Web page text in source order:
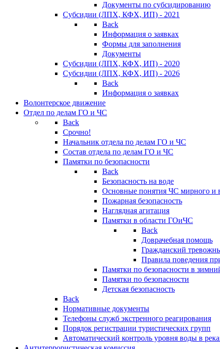
Документы по субсидированию
Субсидии (ЛПХ, КФХ, ИП) - 2021
Back
Информация о заявках
Формы для заполнения
Документы
Субсидии (ЛПХ, КФХ, ИП) - 2020
Субсидии (ЛПХ, КФХ, ИП) - 2026
Back
Информация о заявках
Волонтерское движение
Отдел по делам ГО и ЧС
Back
Срочно!
Начальник отдела по делам ГО и ЧС
Состав отдела по делам ГО и ЧС
Памятки по безопасности
Back
Безопасность на воде
Основные понятия ЧС мирного и
Пожарная безопасность
Наглядная агитация
Памятки в области ГОиЧС
Back
Доврачебная помощь
Гражданский
Правила поведения
Памятки по безопасности в
Памятки по безопасности
Детская безопасность
Back
Нормативные документы
Телефоны служб экстренного реагирования
Порядок регистрации туристических групп
Автоматический контроль уровня воды в